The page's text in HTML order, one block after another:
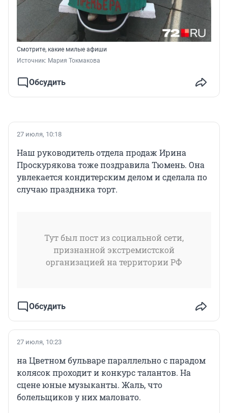
Смотрите, какие милые афиши
Источник: Мария Токмакова
Обсудить
27 июля, 10:18
Наш руководитель отдела продаж Ирина
Проскурякова тоже поздравила Тюмень. Она
увлекается кондитерским делом и сделала по
случаю праздника торт.
Тут был пост из социальной сети,
признанной экстремистской
организацией на территории РФ
Обсудить
27 июля, 10:23
на Цветном бульваре параллельно с парадом
колясок проходит и конкурс талантов. На
сцене юные музыканты. Жаль, что
болельщиков у них маловато.